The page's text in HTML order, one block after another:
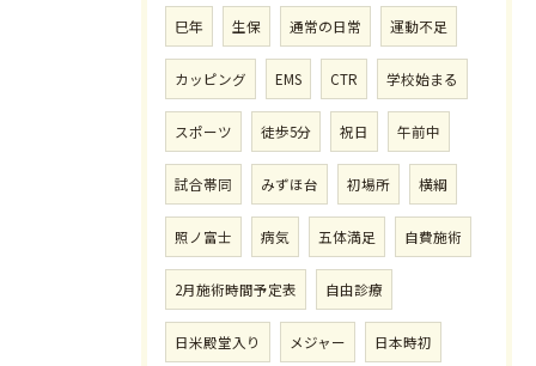
巳年 生保 通常の日常 運動不足
カッピング EMS CTR 学校始まる
スポーツ 徒歩5分 祝日 午前中
試合帯同 みずほ台 初場所 横綱
照ノ富士 病気 五体満足 自費施術
2月施術時間予定表 自由診療
日米殿堂入り メジャー 日本時初